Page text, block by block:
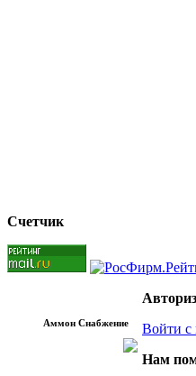
Счетчик
Аммон Снабжение
Войти с
Нам